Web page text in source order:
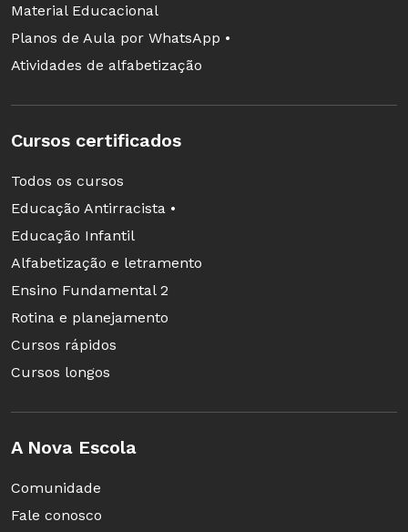
Material Educacional
Planos de Aula por WhatsApp •
Atividades de alfabetização
Cursos certificados
Todos os cursos
Educação Antirracista •
Educação Infantil
Alfabetização e letramento
Ensino Fundamental 2
Rotina e planejamento
Cursos rápidos
Cursos longos
A Nova Escola
Comunidade
Fale conosco